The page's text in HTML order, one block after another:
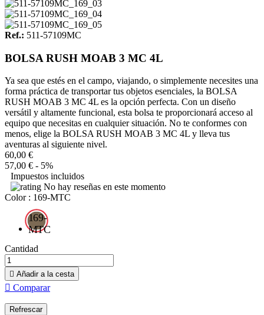
Ref.: 511-57109MC
BOLSA RUSH MOAB 3 MC 4L
Ya sea que estés en el campo, viajando, o simplemente necesites una
forma práctica de transportar tus objetos esenciales, la BOLSA
RUSH MOAB 3 MC 4L es la opción perfecta. Con un diseño
versátil y altamente funcional, esta bolsa te proporcionará acceso al
equipo que necesitas en cualquier situación. No te conformes con
menos, elige la BOLSA RUSH MOAB 3 MC 4L y lleva tus
aventuras al siguiente nivel.
60,00 €
57,00 € - 5%
Impuestos incluidos
No hay reseñas en este momento
Color : 169-MTC
169-
MTC
Cantidad
 Añadir a la cesta
 Comparar